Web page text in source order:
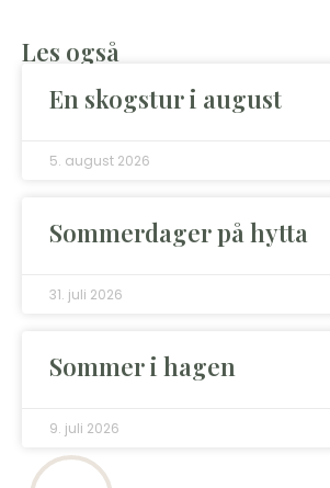
Les også
En skogstur i august
5. august 2026
Sommerdager på hytta
31. juli 2026
Sommer i hagen
9. juli 2026